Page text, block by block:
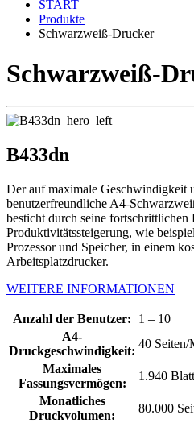
START
Produkte
Schwarzweiß-Drucker
Schwarzweiß-
B433dn
Der auf maximale Geschwindigkeit
benutzerfreundliche A4-
besticht durch seine fortschrittlichen
Produktivitätssteigerung, wie
Prozessor und Speicher, in einem
Arbeitsplatzdrucker.
WEITERE INFORMATIONEN
Anzahl der Benutzer:
1 – 10
A4-
Druckgeschwindigkeit:
40 Seiten/
Maximales
Fassungsvermögen:
1.940
Monatliches
Druckvolumen:
80.000